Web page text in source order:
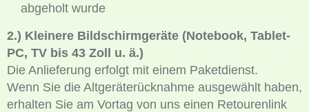
abgeholt wurde
2.) Kleinere Bildschirmgeräte (Notebook, Tablet-
PC, TV bis 43 Zoll u. ä.)
Die Anlieferung erfolgt mit einem Paketdienst.
Wenn Sie die Altgeräterücknahme ausgewählt haben,
erhalten Sie am Vortag von uns einen Retourenlink